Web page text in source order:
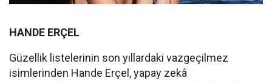
HANDE ERÇEL
Güzellik listelerinin son yıllardaki vazgeçilmez
isimlerinden Hande Erçel, yapay zekâ